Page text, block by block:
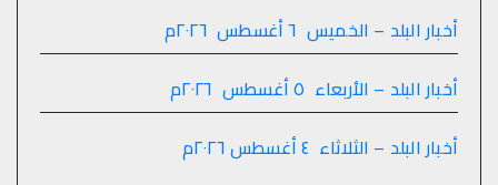
أخبار البلد – الخميس ٦ أغسطس ٢٠٢٦م
أخبار البلد – الأربعاء ٥ أغسطس ٢٠٢٦م
أخبار البلد – الثلاثاء ٤ أغسطس ٢٠٢٦م